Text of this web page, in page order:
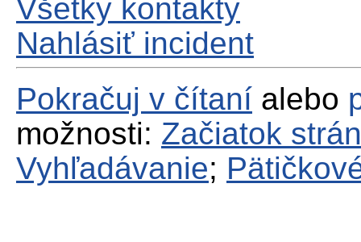
Všetky kontakty
Nahlásiť incident
Pokračuj v čítaní alebo
možnosti: Začiatok
Vyhľadávanie;